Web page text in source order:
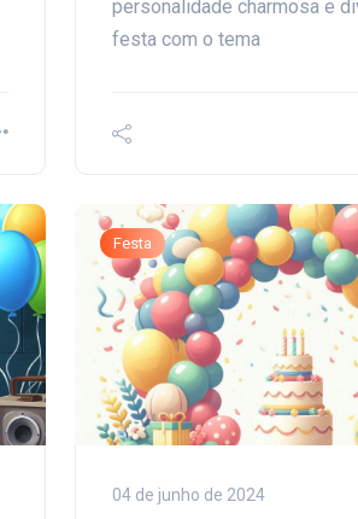
personalidade charmosa e
festa com o tema
Festa
04 de junho de 2024